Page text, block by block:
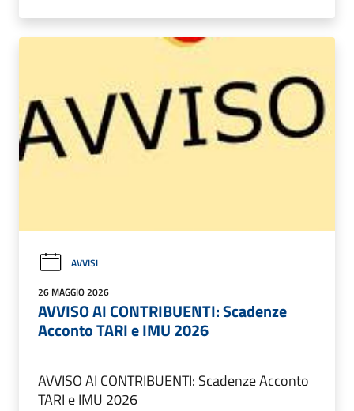
AVVISI
26 MAGGIO 2026
AVVISO AI CONTRIBUENTI: Scadenze
Acconto TARI e IMU 2026
AVVISO AI CONTRIBUENTI: Scadenze Acconto
TARI e IMU 2026